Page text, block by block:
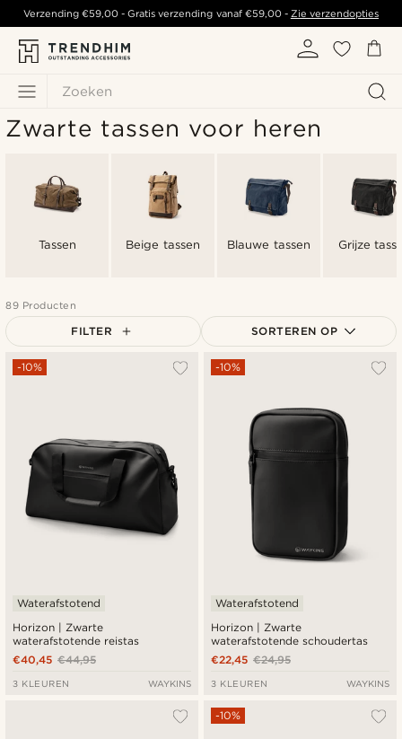
Zoeken
Verzending€59,00 - Gratis verzending vanaf €59,00- Zie verzendopties
Zwarte tassen voor heren
Tassen Beige tassen Blauwe tassen Grijze
89 Producten
FILTER SORTEREN OP
Populairste
Goedkoopste
Duurste
Horizon | Zwarte
waterafstotende reistas
-10%
Waterafstotend
€44,95
€40,45
3 KLEUREN WAYKINS
Horizon | Zwarte
waterafstotende schoudertas
-10%
Waterafstotend
€24,95
€22,45
3 KLEUREN WAYKINS
-10%